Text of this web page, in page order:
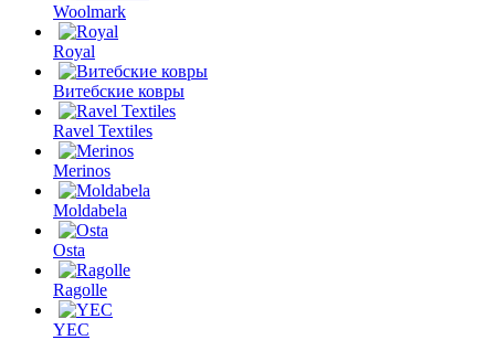
Woolmark
Royal
Витебские ковры
Ravel Textiles
Merinos
Moldabela
Osta
Ragolle
YEC